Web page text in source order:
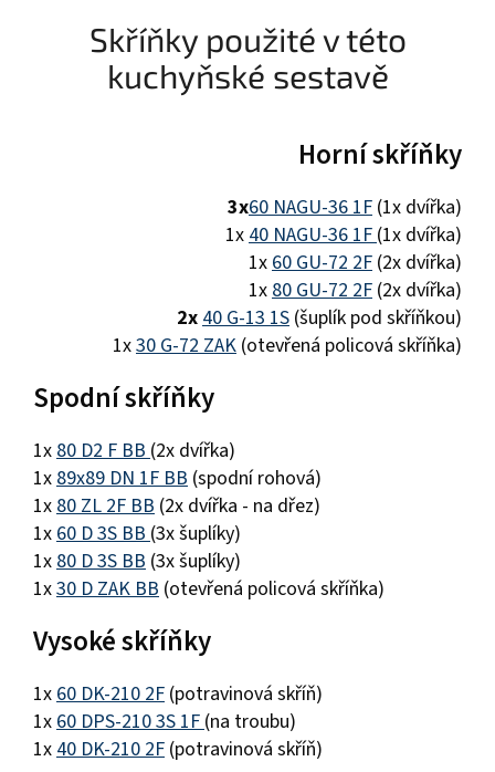
Skříňky použité v této
kuchyňské sestavě
Horní skříňky
3x60 NAGU-36 1F (1x dvířka)
1x 40 NAGU-36 1F (1x dvířka)
1x 60 GU-72 2F (2x dvířka)
1x 80 GU-72 2F (2x dvířka)
2x 40 G-13 1S (šuplík pod skříňkou)
1x30 G-72 ZAK (otevřená policová skříňka)
Spodní skříňky
1x 80 D2 F BB (2x dvířka)
1x 89x89 DN 1F BB (spodní rohová)
1x 80 ZL 2F BB (2x dvířka - na dřez)
1x 60 D 3S BB (3x šuplíky)
1x 80 D 3S BB (3x šuplíky)
1x30 D ZAK BB (otevřená policová skříňka)
Vysoké skříňky
1x 60 DK-210 2F (potravinová skříň)
1x 60 DPS-210 3S 1F (na troubu)
1x 40 DK-210 2F (potravinová skříň)